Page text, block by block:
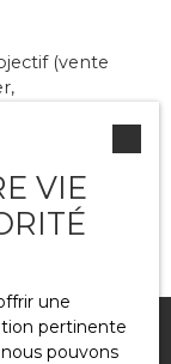
(vente
VIE
une
pertinente
pouvons